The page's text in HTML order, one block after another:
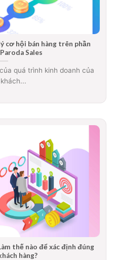
cơ hội bán hàng trên phần
Sales
quá trình kinh doanh của
thế nào để xác định đúng
hàng?